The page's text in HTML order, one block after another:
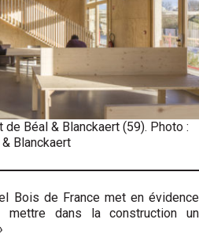
Béal & Blanckaert (59). Photo :
& Blanckaert
Bois de France met en évidence
mettre dans la construction un